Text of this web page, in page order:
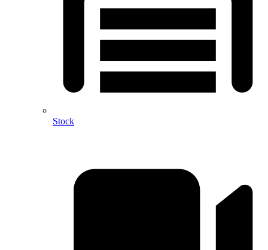
Stock